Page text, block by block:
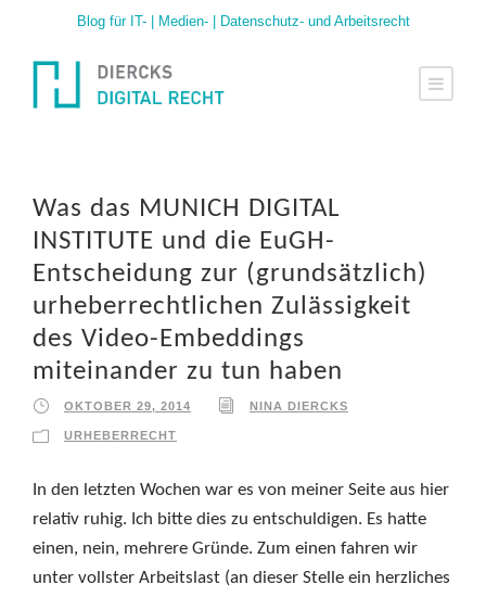
Blog für IT- | Medien- | Datenschutz- und Arbeitsrecht
Was das MUNICH DIGITAL
INSTITUTE und die EuGH-
Entscheidung zur (grundsätzlich)
urheberrechtlichen Zulässigkeit
des Video-Embeddings
miteinander zu tun haben
OKTOBER 29, 2014 NINA DIERCKS
URHEBERRECHT
In den letzten Wochen war es von meiner Seite aus hier
relativ ruhig. Ich bitte dies zu entschuldigen. Es hatte
einen, nein, mehrere Gründe. Zum einen fahren wir
unter vollster Arbeitslast (an dieser Stelle ein herzliches